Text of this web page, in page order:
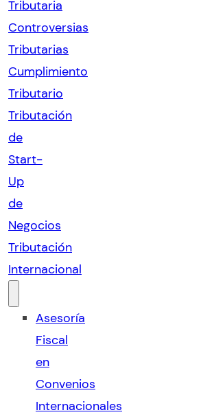
Tributaria
Controversias
Tributarias
Cumplimiento
Tributario
Tributación
de
Start-
Up
de
Negocios
Tributación
Internacional
Asesoría
Fiscal
en
Convenios
Internacionales